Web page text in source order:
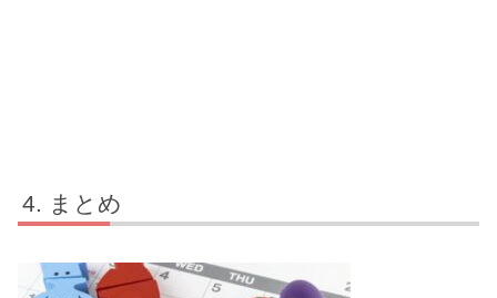
まとめ